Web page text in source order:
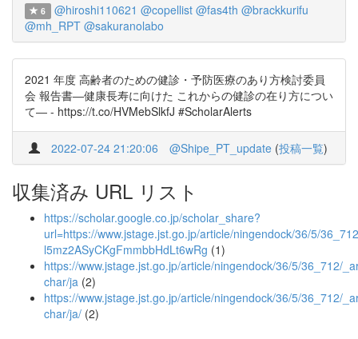
6 @hiroshi110621 @copellist @fas4th @brackkurifu
@mh_RPT @sakuranolabo
2021 年度 高齢者のための健診・予防医療のあり方検討委員
会 報告書―健康長寿に向けた これからの健診の在り方につい
て― - https://t.co/HVMebSlkfJ #ScholarAlerts
2022-07-24 21:20:06 @Shipe_PT_update (投稿一覧)
収集済み URL リスト
https://scholar.google.co.jp/scholar_share?
url=https://www.jstage.jst.go.jp/article/ningendock/36/5/
l5mz2ASyCKgFmmbbHdLt6wRg (1)
https://www.jstage.jst.go.jp/article/ningendock/36/5/36_712/
char/ja (2)
https://www.jstage.jst.go.jp/article/ningendock/36/5/36_712/
char/ja/ (2)